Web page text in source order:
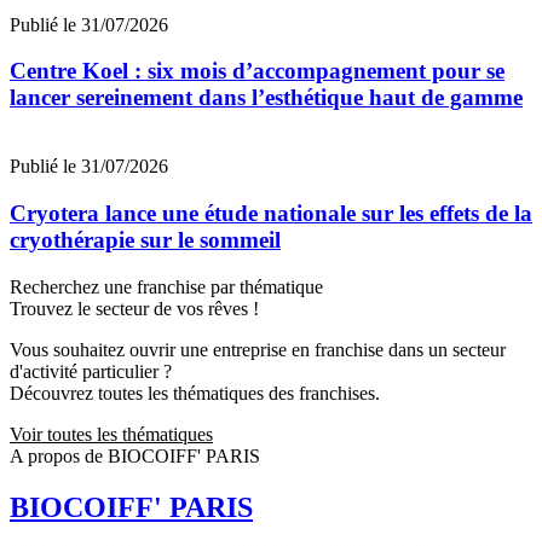
Publié le 31/07/2026
Centre Koel : six mois d’accompagnement pour se
lancer sereinement dans l’esthétique haut de gamme
Publié le 31/07/2026
Cryotera lance une étude nationale sur les effets de la
cryothérapie sur le sommeil
Recherchez une franchise par thématique
Trouvez le secteur de vos rêves !
Vous souhaitez ouvrir une entreprise en franchise dans un secteur
d'activité particulier ?
Découvrez toutes les thématiques des franchises.
Voir toutes les thématiques
A propos de BIOCOIFF' PARIS
BIOCOIFF' PARIS